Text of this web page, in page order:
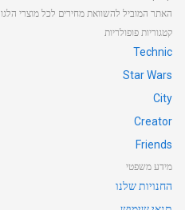
האתר המוביל להשוואת מחירים לכל מוצרי הלגו
קטגוריות פופולריות
Technic
Star Wars
City
Creator
Friends
מידע משפטי
החנויות שלנו